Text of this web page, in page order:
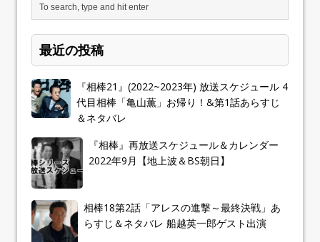
最近の投稿
『相棒21』(2022~2023年) 放送スケジュール 4
代目相棒「亀山薫」お帰り！&第1話あらすじ
＆ネタバレ
『相棒』再放送スケジュール＆カレンダー
2022年9月【地上波＆BS朝日】
相棒18第2話「アレスの進撃～最終決戦」あ
らすじ＆ネタバレ 船越英一郎ゲスト出演